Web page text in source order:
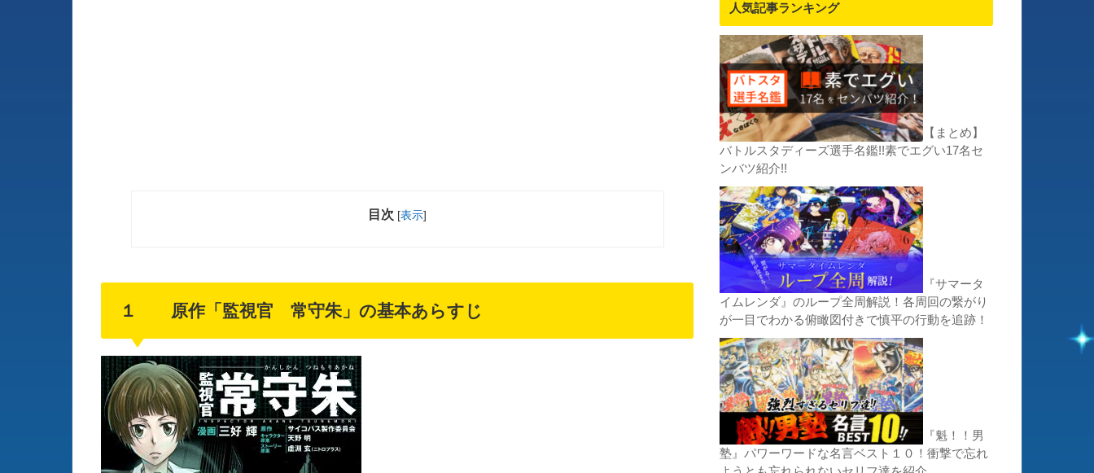
目次 [表示]
１ 原作「監視官 常守朱」の基本あらすじ
人気記事ランキング
【まとめ】
バトルスタディーズ選手名鑑!!素でエグい17名セ
ンバツ紹介!!
『サマータ
イムレンダ』のループ全周解説！各周回の繋がり
が一目でわかる俯瞰図付きで慎平の行動を追跡！
『魁！！男
塾』パワーワードな名言ベスト１０！衝撃で忘れ